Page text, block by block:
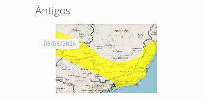
Antigos
08/06/2026